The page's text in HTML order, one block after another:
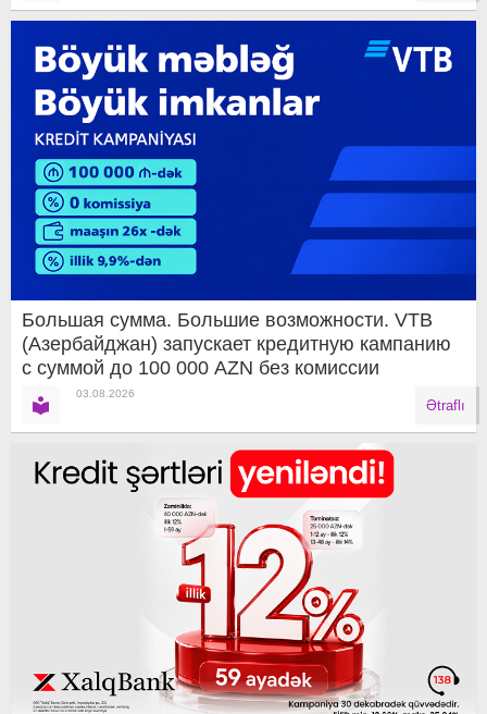
Большая сумма. Большие возможности. VTB
(Азербайджан) запускает кредитную кампанию
с суммой до 100 000 AZN без комиссии
03.08.2026
Ətraflı